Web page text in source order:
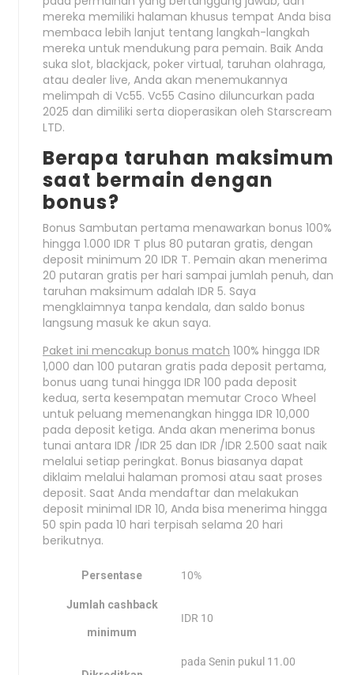
mereka memiliki halaman khusus tempat Anda bisa
membaca lebih lanjut tentang langkah-langkah
mereka untuk mendukung para pemain. Baik Anda
suka slot, blackjack, poker virtual, taruhan olahraga,
atau dealer live, Anda akan menemukannya
melimpah di Vc55. Vc55 Casino diluncurkan pada
2025 dan dimiliki serta dioperasikan oleh Starscream
LTD.
Berapa taruhan maksimum
saat bermain dengan
bonus?
Bonus Sambutan pertama menawarkan bonus 100%
hingga 1.000 IDR T plus 80 putaran gratis, dengan
deposit minimum 20 IDR T. Pemain akan menerima
20 putaran gratis per hari sampai jumlah penuh, dan
taruhan maksimum adalah IDR 5. Saya
mengklaimnya tanpa kendala, dan saldo bonus
langsung masuk ke akun saya.
Paket ini mencakup bonus match 100% hingga IDR
1,000 dan 100 putaran gratis pada deposit pertama,
bonus uang tunai hingga IDR 100 pada deposit
kedua, serta kesempatan memutar Croco Wheel
untuk peluang memenangkan hingga IDR 10,000
pada deposit ketiga. Anda akan menerima bonus
tunai antara IDR /IDR 25 dan IDR /IDR 2.500 saat naik
melalui setiap peringkat. Bonus biasanya dapat
diklaim melalui halaman promosi atau saat proses
deposit. Saat Anda mendaftar dan melakukan
deposit minimal IDR 10, Anda bisa menerima hingga
50 spin pada 10 hari terpisah selama 20 hari
berikutnya.
Persentase 10%
Jumlah cashback
minimum
IDR 10
pada Senin pukul 11.00